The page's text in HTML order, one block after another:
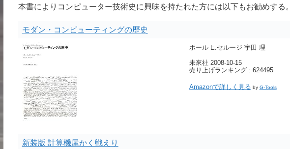
本書によりコンピューター技術史に興味を持たれた方には以下もお勧めする。
モダン・コンピューティングの歴史
ポール E.セルージ 宇田 理
未來社 2008-10-15
売り上げランキング : 624495
Amazonで詳しく見る by G-Tools
新装版 計算機屋かく戦えり